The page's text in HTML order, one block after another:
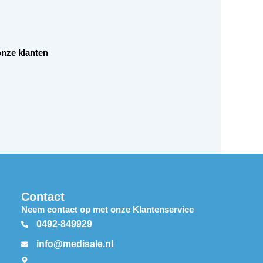
klanten
Contact
Neem contact op met onze Klantenservice
0492-849929
info@medisale.nl